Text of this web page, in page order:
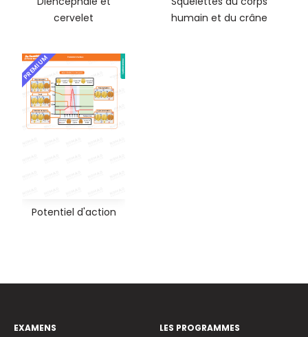
cervelet
humain et du crâne
PREMIUM
Potentiel d'action
EXAMENS
LES PROGRAMMES